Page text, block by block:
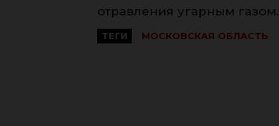
отравления угарным газом.
ТЕГИ МОСКОВСКАЯ ОБЛАСТЬ